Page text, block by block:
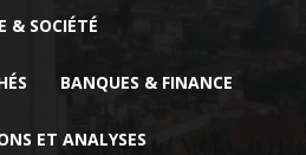
& SOCIÉTÉ
BANQUES & FINANCE
ET ANALYSES